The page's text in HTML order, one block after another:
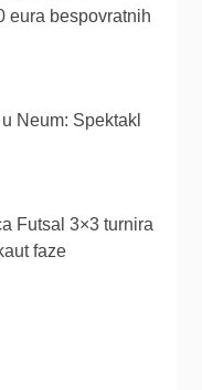
eura bespovratnih
Neum: Spektakl
Futsal 3×3 turnira
faze